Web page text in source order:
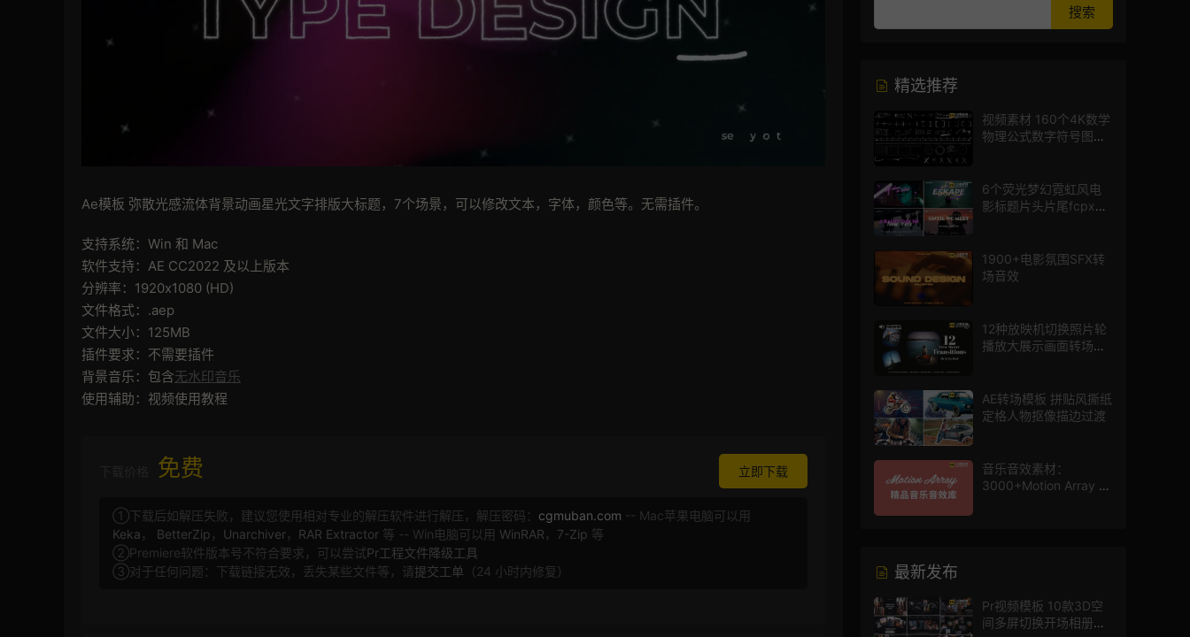
Ae模板 弥散光感流体背景动画星光文字排版大标题，7个场景，可以修改文本，字体，颜色等。无需插件。
支持系统：Win 和 Mac
软件支持：AE CC2022 及以上版本
分辨率：1920x1080 (HD)
文件格式：.aep
文件大小：125MB
插件要求：不需要插件
背景音乐：包含无水印音乐
使用辅助：视频使用教程
免费 立即下载
①下载后如解压失败，建议您使用相对专业的解压软件进行解压，解压密码： cgmuban.com -- Mac苹果电脑可以用
Keka ， BetterZip ， Unarchiver， RAR Extractor 等 -- Win电脑可以用 WinRAR ， 7-Zip 等
②Premiere软件版本号不符合要求，可以尝试Pr工程文件降级工具
③对于任何问题：下载链接无效，丢失某些文件等，请提交工单 （24 小时内修复）
精选推荐
视频素材 160个4K数学
物理公式数字符号图标
6个荧光梦幻霓虹风电
影标题片头片尾fcpx插
1900+电影氛围SFX转
场音效
12种放映机切换照片轮
播放大展示画面转场动
AE转场模板 拼贴风撕纸
定格人物抠像描边过渡
音乐音效素材：
3000+Motion Array 影
最新发布
Pr视频模板 10款3D空
间多屏切换开场相册视